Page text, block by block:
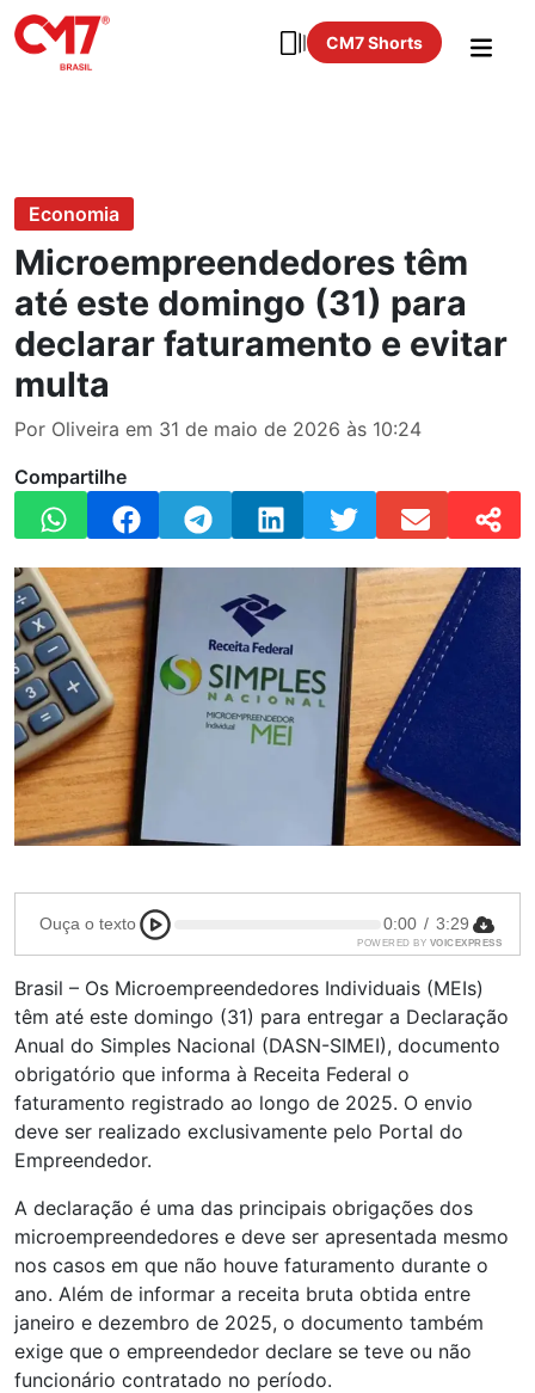
CM7 Shorts
Economia
Microempreendedores têm
até este domingo (31) para
declarar faturamento e evitar
multa
Por Oliveira em 31 de maio de 2026 às 10:24
Compartilhe
Ouça o texto 0:00 / 3:29
POWERED BY VOICEXPRESS
Brasil – Os Microempreendedores Individuais (MEIs)
têm até este domingo (31) para entregar a Declaração
Anual do Simples Nacional (DASN-SIMEI), documento
obrigatório que informa à Receita Federal o
faturamento registrado ao longo de 2025. O envio
deve ser realizado exclusivamente pelo Portal do
Empreendedor.
A declaração é uma das principais obrigações dos
microempreendedores e deve ser apresentada mesmo
nos casos em que não houve faturamento durante o
ano. Além de informar a receita bruta obtida entre
janeiro e dezembro de 2025, o documento também
exige que o empreendedor declare se teve ou não
funcionário contratado no período.